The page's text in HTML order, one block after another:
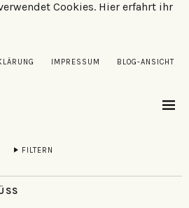
Cookies. Hier erfahrt ihr
IMPRESSUM BLOG-ANSICHT
FILTERN